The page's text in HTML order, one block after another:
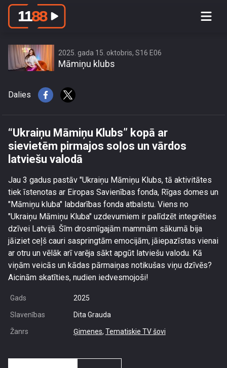
“Ukraiņu Māmiņu Klubs” kopā ar
2025. gada 15. oktobris, S16 E06
Māmiņu klubs
Dalies
“Ukraiņu Māmiņu Klubs” kopā ar
sievietēm pirmajos soļos un vārdos
latviešu valodā
Jau 3 gadus pastāv "Ukraiņu Māmiņu Klubs, tā aktivitātes
tiek īstenotas ar Eiropas Savienības fonda, Rīgas domes un
"Māmiņu kluba" labdarības fonda atbalstu. Viens no
"Ukraiņu Māmiņu Kluba" uzdevumiem ir palīdzēt integrēties
dzīvei Latvijā. Šīm drosmīgajām mammām sākumā bija
jāiziet ceļš cauri saspringtām emocijām, jāiepazīstas vienai
ar otru un vēlāk arī varēja sākt apgūt latviešu valodu. Kā
viņām veicās un kādas pārmaiņas notikušas viņu dzīvēs?
Aicinām skatīties, nudien iedvesmojoši!
Gads 2025
Slavenības Dita Grauda
Žanrs Ģimenes, Tematiskie TV šovi